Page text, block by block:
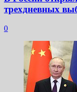
трехдневных
0